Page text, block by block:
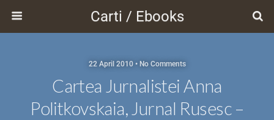
Carti / Ebooks
22 April 2010 • No Comments
Cartea Jurnalistei Anna
Politkovskaia, Jurnal Rusesc –